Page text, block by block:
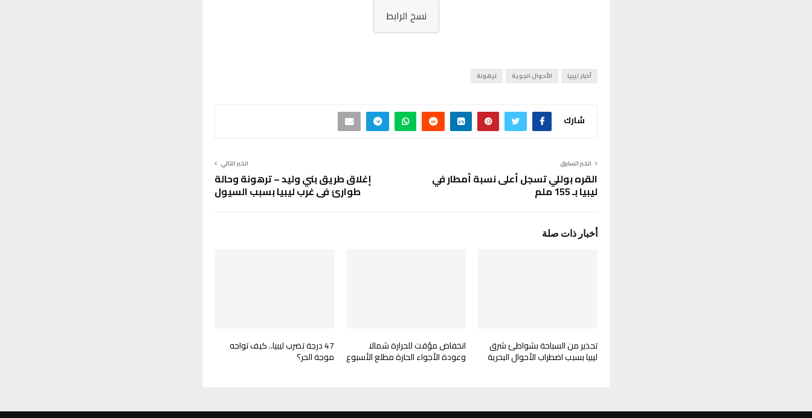
نسخ الرابط
أخبار ليبيا الأحوال الجوية ترهونة
شارك
الخبر السابق
القره بوللي تسجل أعلى نسبة أمطار في
ليبيا بـ 155 ملم
الخبر التالي
إغلاق طريق بني وليد – ترهونة وحالة
طوارئ في غرب ليبيا بسبب السيول
أخبار ذات صلة
تحذير من السباحة بشواطئ شرق
ليبيا بسبب اضطراب الأحوال البحرية
انخفاض مؤقت للحرارة شمالا
وعودة الأجواء الحارة مطلع الأسبوع
47 درجة تضرب ليبيا.. كيف تواجه
موجة الحر؟